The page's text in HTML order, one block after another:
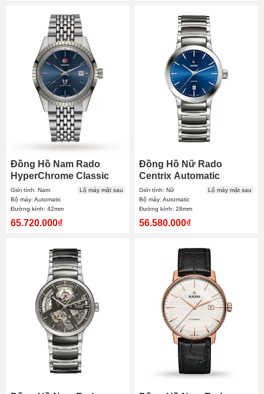
Đồng Hồ Nam Rado
HyperChrome Classic
Automatic R33101203
42mm
Giới tính: Nam
Bộ máy: Automatic
Đường kính: 42mm
Lộ máy mặt sau
65.720.000₫
Đồng Hồ Nữ Rado
Centrix Automatic
R30011202 28mm
Giới tính: Nữ
Bộ máy: Automatic
Đường kính: 28mm
Lộ máy mặt sau
56.580.000₫